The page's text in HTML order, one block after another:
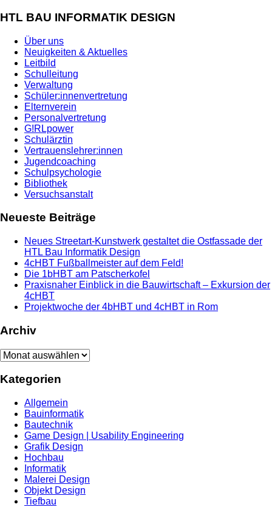
HTL BAU INFORMATIK DESIGN
Über uns
Neuigkeiten & Aktuelles
Leitbild
Schulleitung
Verwaltung
Schüler:innenvertretung
Elternverein
Personalvertretung
G!RLpower
Schulärztin
Vertrauenslehrer:innen
Jugendcoaching
Schulpsychologie
Bibliothek
Versuchsanstalt
Neueste Beiträge
Neues Streetart-Kunstwerk gestaltet die Ostfassade der
HTL Bau Informatik Design
4cHBT Fußballmeister auf dem Feld!
Die 1bHBT am Patscherkofel
Praxisnaher Einblick in die Bauwirtschaft – Exkursion der
4cHBT
Projektwoche der 4bHBT und 4cHBT in Rom
Archiv
Archiv
Kategorien
Allgemein
Bauinformatik
Bautechnik
Game Design | Usability Engineering
Grafik Design
Hochbau
Informatik
Malerei Design
Objekt Design
Tiefbau